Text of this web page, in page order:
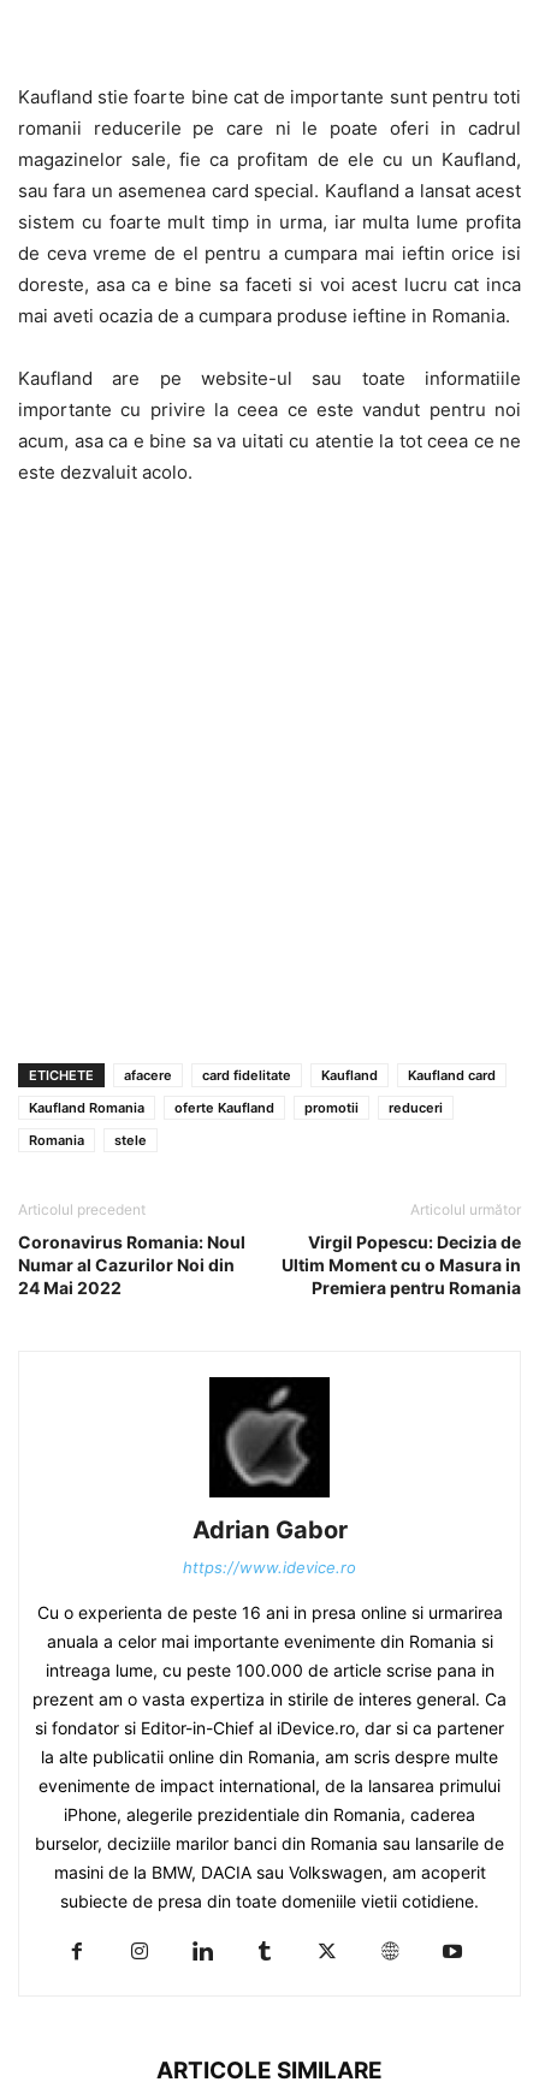
Kaufland stie foarte bine cat de importante sunt pentru toti
romanii reducerile pe care ni le poate oferi in cadrul
magazinelor sale, fie ca profitam de ele cu un Kaufland,
sau fara un asemenea card special. Kaufland a lansat acest
sistem cu foarte mult timp in urma, iar multa lume profita
de ceva vreme de el pentru a cumpara mai ieftin orice isi
doreste, asa ca e bine sa faceti si voi acest lucru cat inca
mai aveti ocazia de a cumpara produse ieftine in Romania.
Kaufland are pe website-ul sau toate informatiile
importante cu privire la ceea ce este vandut pentru noi
acum, asa ca e bine sa va uitati cu atentie la tot ceea ce ne
este dezvaluit acolo.
ETICHETE afacere card fidelitate Kaufland
Kaufland card
Kaufland Romania
oferte Kaufland promotii
reduceri
Romania
stele
Articolul precedent
Coronavirus Romania: Noul
Numar al Cazurilor Noi din
24 Mai 2022
Articolul următor
Virgil Popescu: Decizia de
Ultim Moment cu o Masura in
Premiera pentru Romania
Adrian Gabor
https://www.idevice.ro
Cu o experienta de peste 16 ani in presa online si urmarirea
anuala a celor mai importante evenimente din Romania si
intreaga lume, cu peste 100.000 de article scrise pana in
prezent am o vasta expertiza in stirile de interes general. Ca
si fondator si Editor-in-Chief al iDevice.ro, dar si ca partener
la alte publicatii online din Romania, am scris despre multe
evenimente de impact international, de la lansarea primului
iPhone, alegerile prezidentiale din Romania, caderea
burselor, deciziile marilor banci din Romania sau lansarile de
masini de la BMW, DACIA sau Volkswagen, am acoperit
subiecte de presa din toate domeniile vietii cotidiene.
ARTICOLE SIMILARE